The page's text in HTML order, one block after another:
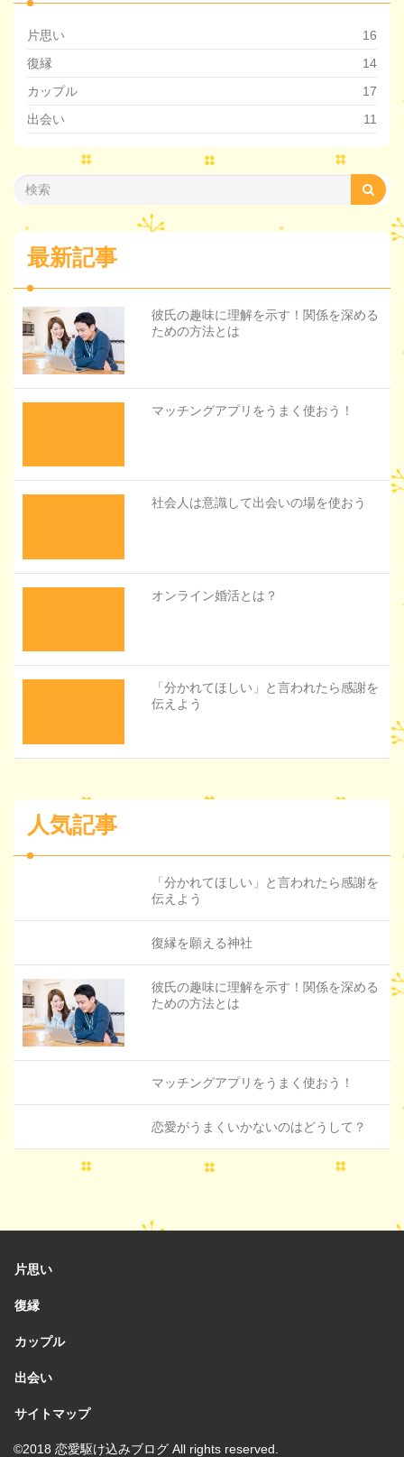
片思い
16
復縁
14
カップル
17
出会い
11
最新記事
彼氏の趣味に理解を示す！関係を深める
ための方法とは
マッチングアプリをうまく使おう！
社会人は意識して出会いの場を使おう
オンライン婚活とは？
「分かれてほしい」と言われたら感謝を
伝えよう
人気記事
「分かれてほしい」と言われたら感謝を
伝えよう
復縁を願える神社
彼氏の趣味に理解を示す！関係を深める
ための方法とは
マッチングアプリをうまく使おう！
恋愛がうまくいかないのはどうして？
片思い
復縁
カップル
出会い
サイトマップ
©2018 恋愛駆け込みブログ All rights reserved.